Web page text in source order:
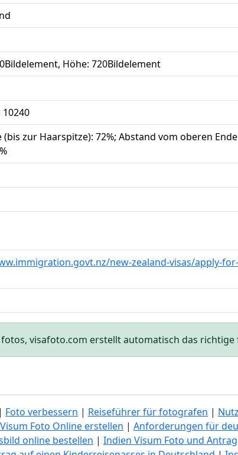
Höhe: 720Bildelement
10240
(bis zur Haarspitze): 72%; Abstand vom oberen
new-zealand-visas/apply-
visafoto.com erstellt automatisch das
| Foto verbessern | Reiseführer für fotografen |
Foto Online erstellen | Anforderungen für
online bestellen | Indien Visum Foto und Antrag